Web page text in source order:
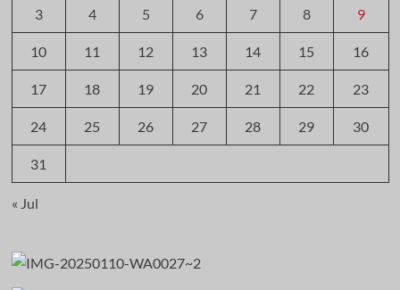
3 4 5 6 7 8 9
10 11 12 13 14 15 16
17 18 19 20 21 22 23
24 25 26 27 28 29 30
31
« Jul